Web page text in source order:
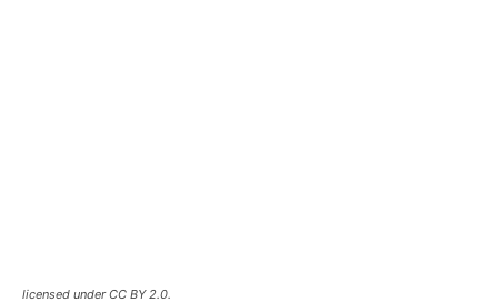
licensed under CC BY 2.0.